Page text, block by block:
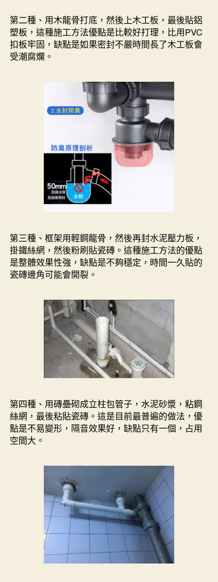
第二種、用木龍骨打底，然後上木工板，最後貼鋁
塑板，這種施工方法優點是比較好打理，比用PVC
扣板牢固，缺點是如果密封不嚴時間長了木工板會
受潮腐爛。
第三種、框架用輕鋼龍骨，然後再封水泥壓力板，
掛鐵絲網，然後粉刷貼瓷磚。這種施工方法的優點
是整體效果性強，缺點是不夠穩定，時間一久貼的
瓷磚邊角可能會開裂。
第四種、用磚壘砌成立柱包管子，水泥砂漿，粘鋼
絲網，最後粘貼瓷磚。這是目前最普遍的做法，優
點是不易變形，隔音效果好，缺點只有一個，占用
空間大。